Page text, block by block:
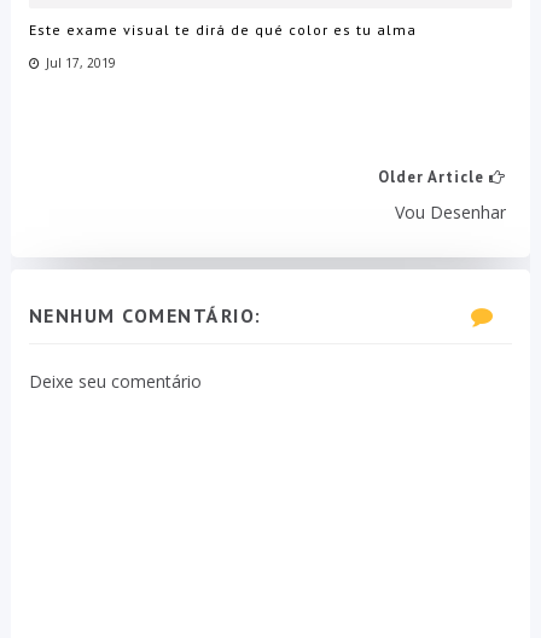
Este exame visual te dirá de qué color es tu alma
Jul 17, 2019
Older Article
Vou Desenhar
NENHUM COMENTÁRIO:
Deixe seu comentário